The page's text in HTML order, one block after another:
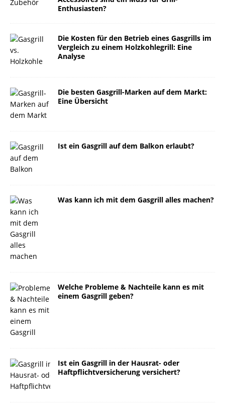
Enthusiasten?
Die Kosten für den Betrieb eines Gasgrills im
Vergleich zu einem Holzkohlegrill: Eine
Analyse
Die besten Gasgrill-Marken auf dem Markt:
Eine Übersicht
Ist ein Gasgrill auf dem Balkon erlaubt?
Was kann ich mit dem Gasgrill alles machen?
Welche Probleme & Nachteile kann es mit
einem Gasgrill geben?
Ist ein Gasgrill in der Hausrat- oder
Haftpflichtversicherung versichert?